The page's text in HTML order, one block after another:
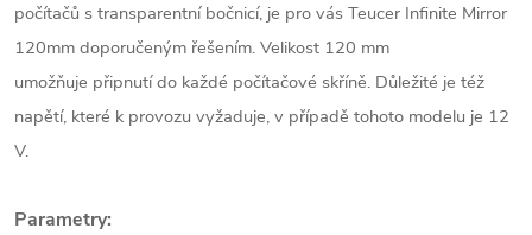
počítačů s transparentní bočnicí, je pro vás Teucer Infinite Mirror
120mm doporučeným řešením. Velikost 120 mm
umožňuje připnutí do každé počítačové skříně. Důležité je též
napětí, které k provozu vyžaduje, v případě tohoto modelu je 12
V.
Parametry: